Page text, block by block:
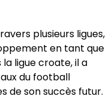
plusieurs ligues,
en tant que
ligue croate, il a
du football
de son succès futur.